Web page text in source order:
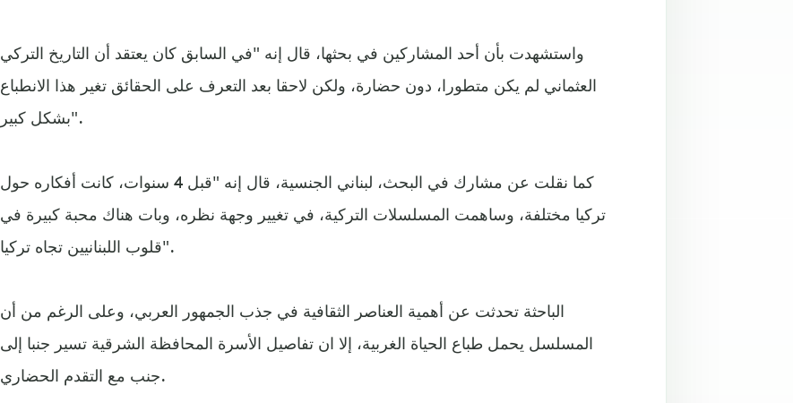
واستشهدت بأن أحد المشاركين في بحثها، قال إنه "في السابق كان يعتقد أن التاريخ التركي
العثماني لم يكن متطورا، دون حضارة، ولكن لاحقا بعد التعرف على الحقائق تغير هذا الانطباع
بشكل كبير".
كما نقلت عن مشارك في البحث، لبناني الجنسية، قال إنه "قبل 4 سنوات، كانت أفكاره حول
تركيا مختلفة، وساهمت المسلسلات التركية، في تغيير وجهة نظره، وبات هناك محبة كبيرة في
قلوب اللبنانيين تجاه تركيا".
الباحثة تحدثت عن أهمية العناصر الثقافية في جذب الجمهور العربي، وعلى الرغم من أن
المسلسل يحمل طباع الحياة الغربية، إلا ان تفاصيل الأسرة المحافظة الشرقية تسير جنبا إلى
جنب مع التقدم الحضاري.